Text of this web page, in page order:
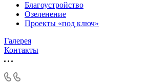
Благоустройство
Озеленение
Проекты «под ключ»
Галерея
Контакты